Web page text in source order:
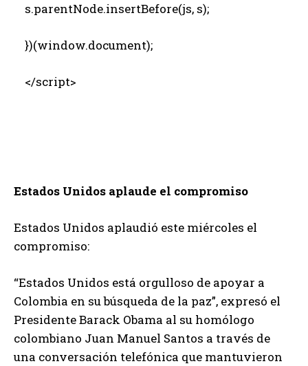
s.parentNode.insertBefore(js, s);
})(window.document);
</script>
Estados Unidos aplaude el compromiso
Estados Unidos aplaudió este miércoles el
compromiso:
“Estados Unidos está orgulloso de apoyar a
Colombia en su búsqueda de la paz”, expresó el
Presidente Barack Obama al su homólogo
colombiano Juan Manuel Santos a través de
una conversación telefónica que mantuvieron